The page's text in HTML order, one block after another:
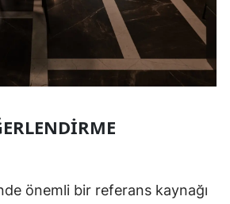
önemli bir referans kaynağı